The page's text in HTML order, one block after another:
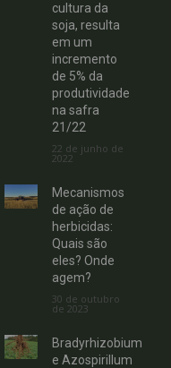
cultura da
soja, resulta
em um
incremento
de 5% da
produtividade
na safra
21/22
22 de junho de
2022
Mecanismos
de ação de
herbicidas:
Quais são
eles? Onde
agem?
30 de outubro
de 2023
Bradyrhizobium
e Azospirillum